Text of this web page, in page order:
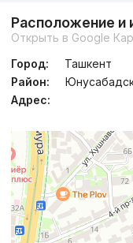
Расположение и
Открыть в Google
Город:
Ташкент
Район:
Адрес: